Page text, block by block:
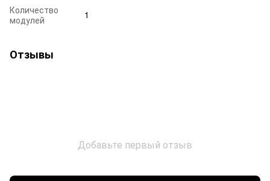
Количество
модулей
1
Отзывы
Добавьте первый отзыв